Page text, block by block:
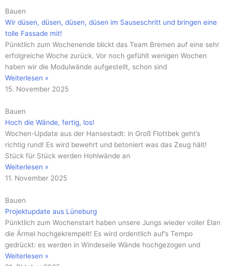
Bauen
Wir düsen, düsen, düsen, düsen im Sauseschritt und bringen eine
tolle Fassade mit!
Pünktlich zum Wochenende blickt das Team Bremen auf eine sehr
erfolgreiche Woche zurück. Vor noch gefühlt wenigen Wochen
haben wir die Modulwände aufgestellt, schon sind
Weiterlesen »
15. November 2025
Bauen
Hoch die Wände, fertig, los!
Wochen-Update aus der Hansestadt: in Groß Flottbek geht’s
richtig rund! Es wird bewehrt und betoniert was das Zeug hält!
Stück für Stück werden Hohlwände an
Weiterlesen »
11. November 2025
Bauen
Projektupdate aus Lüneburg
Pünktlich zum Wochenstart haben unsere Jungs wieder voller Elan
die Ärmel hochgekrempelt! Es wird ordentlich auf’s Tempo
gedrückt: es werden in Windeseile Wände hochgezogen und
Weiterlesen »